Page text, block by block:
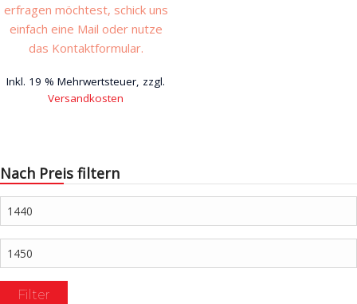
erfragen möchtest, schick uns
einfach eine Mail oder nutze
das Kontaktformular.
Inkl. 19 % Mehrwertsteuer, zzgl.
Versandkosten
Nach Preis filtern
Min.
Preis
Max.
Preis
Filter